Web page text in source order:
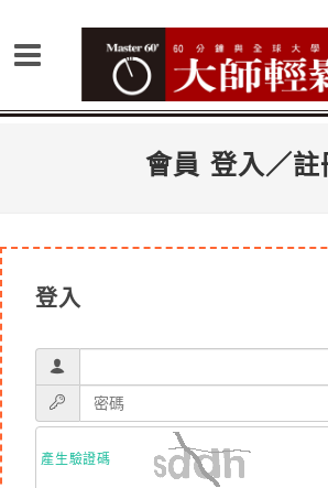
會員 登入／註
登入
產生驗證碼